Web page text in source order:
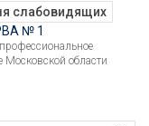
№ 1
Московской области